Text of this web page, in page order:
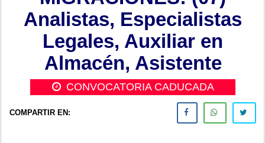
Analistas, Especialistas
Legales, Auxiliar en
Almacén, Asistente
CONVOCATORIA CADUCADA
COMPARTIR EN: